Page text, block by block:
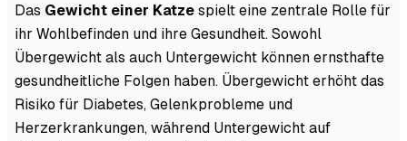
Das Gewicht einer Katze spielt eine zentrale Rolle für
ihr Wohlbefinden und ihre Gesundheit. Sowohl
Übergewicht als auch Untergewicht können ernsthafte
gesundheitliche Folgen haben. Übergewicht erhöht das
Risiko für Diabetes, Gelenkprobleme und
Herzerkrankungen, während Untergewicht auf